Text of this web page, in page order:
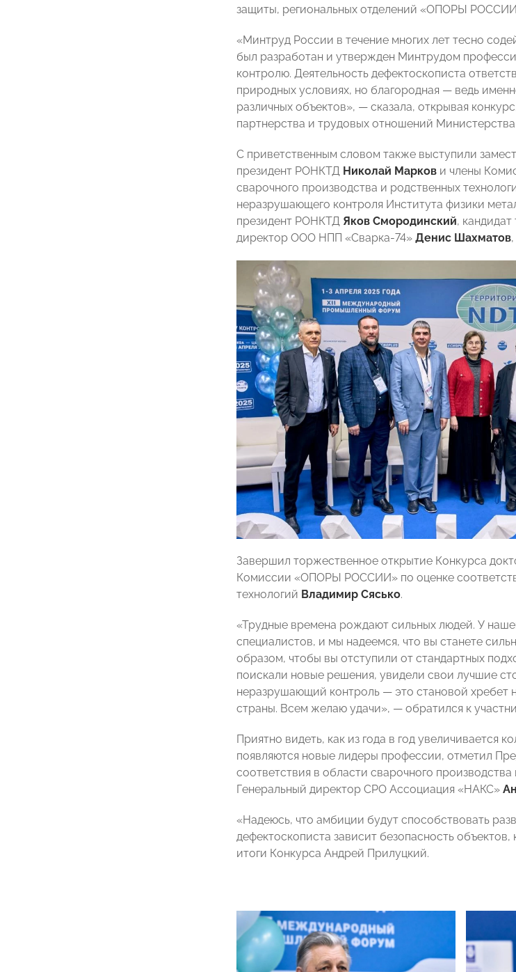
защиты, региональных отделений «ОПОРЫ
«Минтруд России в течение многих лет тесно
был разработан и утвержден Минтрудом
контролю. Деятельность дефектоскописта
природных условиях, но благородная — ведь
различных объектов», — сказала, открывая
партнерства и трудовых отношений
С приветственным словом также выступили
президент РОНКТД Николай Марков и члены
сварочного производства и родственных
неразрушающего контроля Института физики
президент РОНКТД Яков Смородинский,
директор ООО НПП «Сварка-74» Денис Шахматов
Завершил торжественное открытие Конкурса
Комиссии «ОПОРЫ РОССИИ» по оценке
технологий Владимир Сясько.
«Трудные времена рождают сильных людей. У
специалистов, и мы надеемся, что вы станете
образом, чтобы вы отступили от стандартных
поискали новые решения, увидели свои лучшие
неразрушающий контроль — это становой хребет
страны. Всем желаю удачи», — обратился к
Приятно видеть, как из года в год увеличивается
появляются новые лидеры профессии, отметил
соответствия в области сварочного
Генеральный директор СРО Ассоциация «НАКС»
«Надеюсь, что амбиции будут способствовать
дефектоскописта зависит безопасность
итоги Конкурса Андрей Прилуцкий.